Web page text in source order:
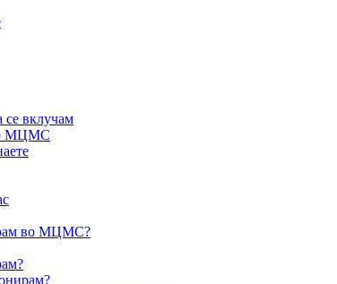
се вклучам
МЦМС
во МЦМС?